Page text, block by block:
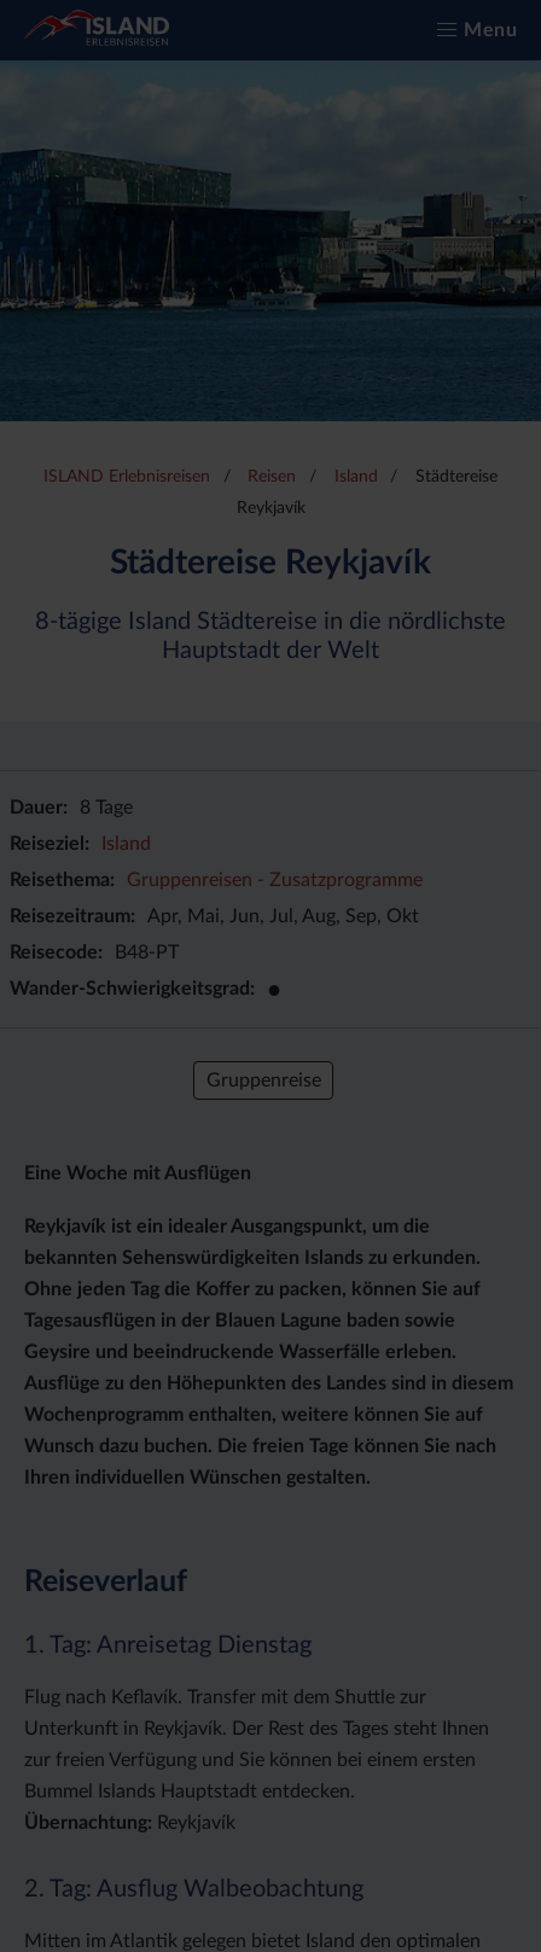
Menu
ISLAND Erlebnisreisen Reisen Island
Städtereise
Reykjavík
Städtereise Reykjavík
8-tägige Island Städtereise in die nördlichste
Hauptstadt der Welt
Dauer
8 Tage
Reiseziel
Island
Reisethema
Gruppenreisen - Zusatzprogramme
Reisezeitraum
Apr, Mai, Jun, Jul, Aug, Sep, Okt
Reisecode
B48-PT
Wander-Schwierigkeitsgrad
●
Gruppenreise
Eine Woche mit Ausflügen
Reykjavík ist ein idealer Ausgangspunkt, um die
bekannten Sehenswürdigkeiten Islands zu erkunden.
Ohne jeden Tag die Koffer zu packen, können Sie auf
Tagesausflügen in der Blauen Lagune baden sowie
Geysire und beeindruckende Wasserfälle erleben.
Ausflüge zu den Höhepunkten des Landes sind in diesem
Wochenprogramm enthalten, weitere können Sie auf
Wunsch dazu buchen. Die freien Tage können Sie nach
Ihren individuellen Wünschen gestalten.
Reiseverlauf
1. Tag: Anreisetag Dienstag
Flug nach Keflavík. Transfer mit dem Shuttle zur
Unterkunft in Reykjavík. Der Rest des Tages steht Ihnen
zur freien Verfügung und Sie können bei einem ersten
Bummel Islands Hauptstadt entdecken.
Übernachtung: Reykjavík
2. Tag: Ausflug Walbeobachtung
Mitten im Atlantik gelegen bietet Island den optimalen